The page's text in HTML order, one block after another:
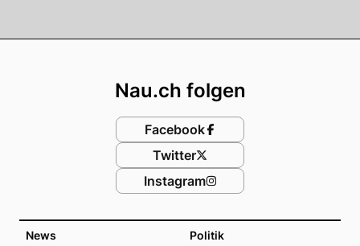
News Politik
Nau.ch folgen
Facebook
Twitter
Instagram